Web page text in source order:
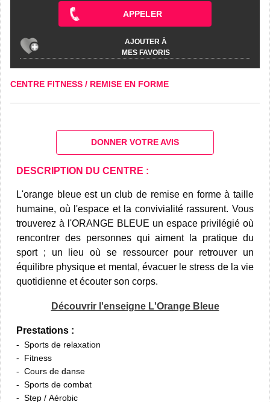
APPELER
AJOUTER À
MES FAVORIS
CENTRE FITNESS / REMISE EN FORME
DONNER VOTRE AVIS
DESCRIPTION DU CENTRE :
L'orange bleue est un club de remise en forme à taille
humaine, où l'espace et la convivialité rassurent. Vous
trouverez à l'ORANGE BLEUE un espace privilégié où
rencontrer des personnes qui aiment la pratique du
sport ; un lieu où se ressourcer pour retrouver un
équilibre physique et mental, évacuer le stress de la vie
quotidienne et écouter son corps.
Découvrir l'enseigne L'Orange Bleue
Prestations :
Sports de relaxation
Fitness
Cours de danse
Sports de combat
Step / Aérobic